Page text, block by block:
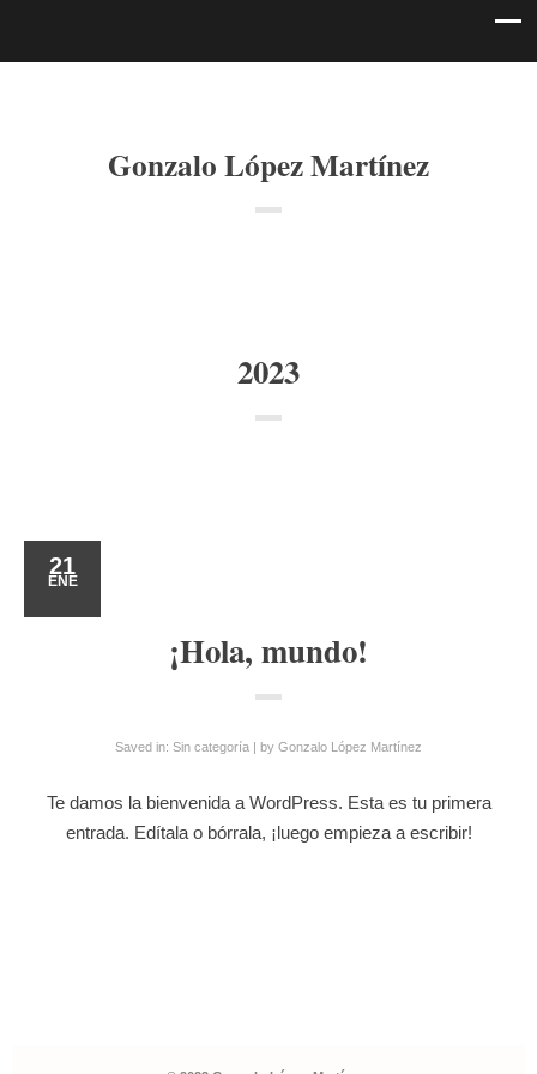
Gonzalo López Martínez
2023
21
ENE
¡Hola, mundo!
Saved in: Sin categoría by Gonzalo López Martínez
Te damos la bienvenida a WordPress. Esta es tu primera
entrada. Edítala o bórrala, ¡luego empieza a escribir!